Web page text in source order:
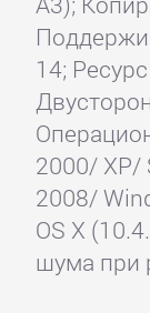
14;
2000/ XP/
2008/
OS X
шума при